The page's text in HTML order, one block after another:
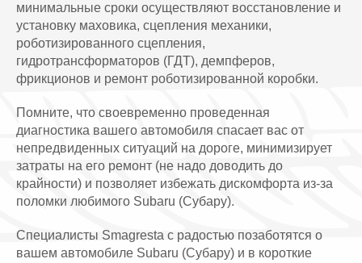
минимальные сроки осуществляют восстановление и
установку маховика, сцепления механики,
роботизированного сцепления,
гидротрансформаторов (ГДТ), демпферов,
фрикционов и ремонт роботизированной коробки.
Помните, что своевременно проведенная
диагностика вашего автомобиля спасает вас от
непредвиденных ситуаций на дороге, минимизирует
затраты на его ремонт (не надо доводить до
крайности) и позволяет избежать дискомфорта из-за
поломки любимого Subaru (Субару).
Специалисты Smagresta с радостью позаботятся о
вашем автомобиле Subaru (Субару) и в короткие